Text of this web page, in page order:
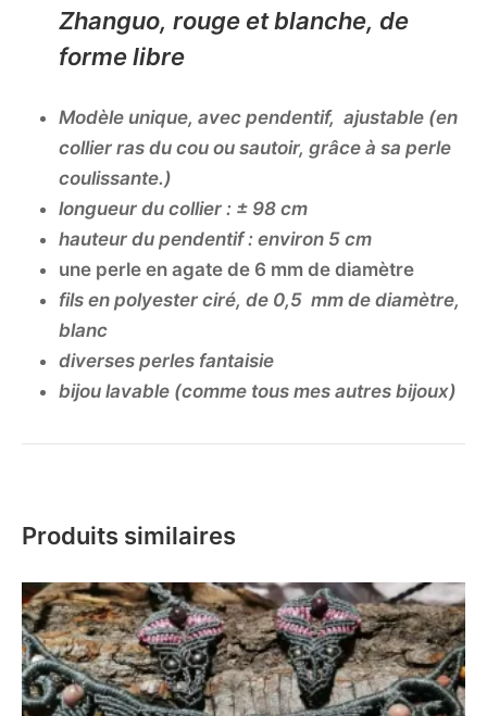
Zhanguo, rouge et blanche, de
forme libre
Modèle unique, avec pendentif, ajustable (en
collier ras du cou ou sautoir, grâce à sa perle
coulissante.)
longueur du collier : ± 98 cm
hauteur du pendentif : environ 5 cm
une perle en agate de 6 mm de diamètre
fils en polyester ciré, de 0,5 mm de diamètre,
blanc
diverses perles fantaisie
bijou lavable (comme tous mes autres bijoux)
Produits similaires